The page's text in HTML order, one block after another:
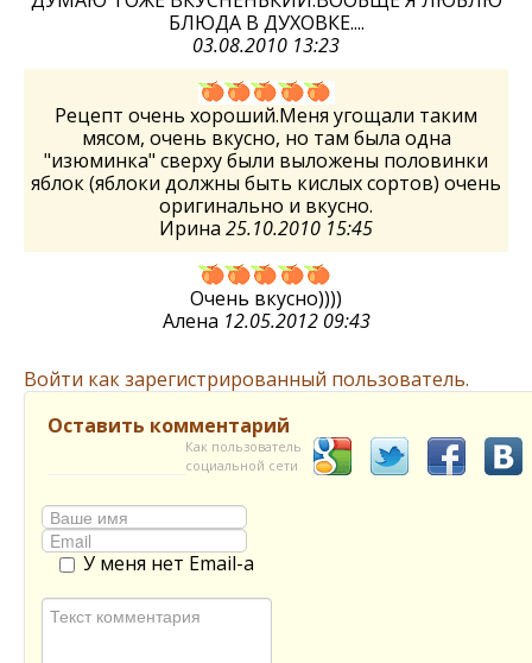
БЛЮДА В ДУХОВКЕ....
03.08.2010 13:23
Рецепт очень хороший.Меня угощали таким
мясом, очень вкусно, но там была одна
"изюминка" сверху были выложены половинки
яблок (яблоки должны быть кислых сортов) очень
оригинально и вкусно.
Ирина 25.10.2010 15:45
Очень вкусно))))
Алена 12.05.2012 09:43
Войти как зарегистрированный пользователь.
Оставить комментарий
Как пользователь
социальной сети
У меня нет Email-а